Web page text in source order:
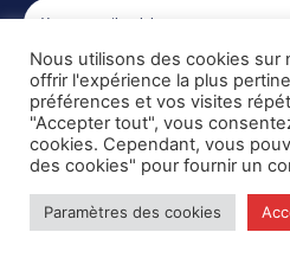
I've read and accept thePrivacy Policy.
Copyright © DiaspoRDC.
Nous utilisons des cookies sur
offrir l'expérience la plus
préférences et vos visites
"Accepter tout", vous
cookies. Cependant, vous
des cookies" pour fournir un
Paramètres des cookies